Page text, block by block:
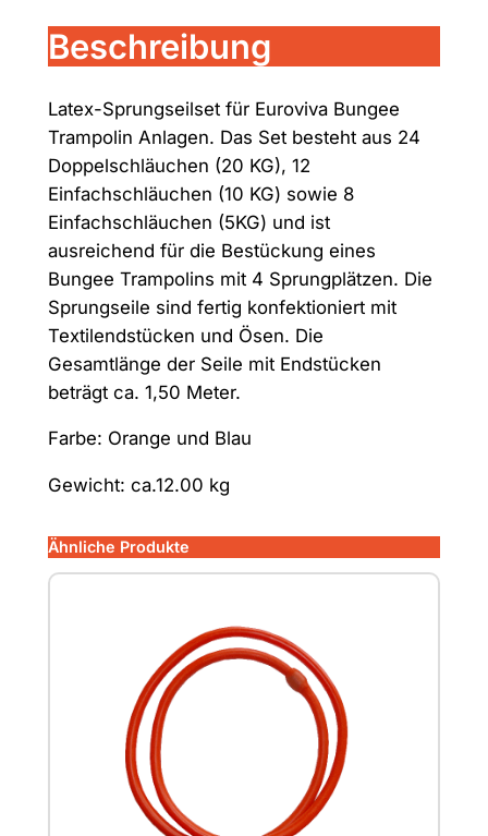
n
g
s
e
i
l
s
e
t
1
5
0
-
u
r
e
r
Beschreibung
Latex-Sprungseilset für Euroviva Bungee
Trampolin Anlagen. Das Set besteht aus 24
Doppelschläuchen (20 KG), 12
Einfachschläuchen (10 KG) sowie 8
Einfachschläuchen (5KG) und ist
ausreichend für die Bestückung eines
Bungee Trampolins mit 4 Sprungplätzen. Die
Sprungseile sind fertig konfektioniert mit
Textilendstücken und Ösen. Die
Gesamtlänge der Seile mit Endstücken
beträgt ca. 1,50 Meter.
Farbe: Orange und Blau
Gewicht: ca.12.00 kg
Ähnliche Produkte